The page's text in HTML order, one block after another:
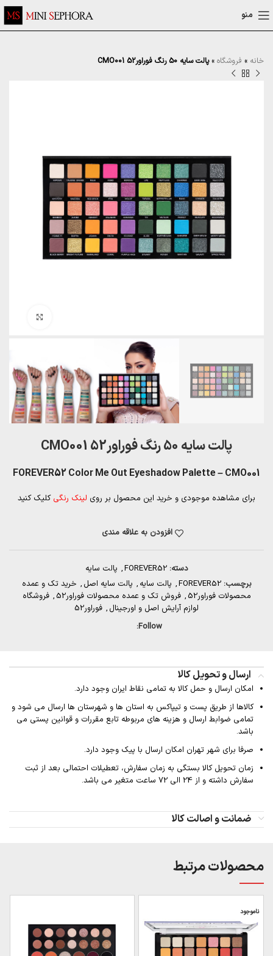
منو
خانه » فروشگاه »پالت سایه 50 رنگ فوراور52 CMO001
پالت سایه 50 رنگ فوراور52 CMO001
FOREVER52 Color Me Out Eyeshadow Palette – CMO001
برای مشاهده موجودی و خرید این محصول بر روی لینک رنگی کلیک کنید
افزودن به علاقه مندی
دسته: FOREVER52
, پالت سایه
برچسب: FOREVER52
, پالت سایه , پالت سایه اصل , خرید تک و عمده
محصولات فوراور52
, فروش تک و عمده محصولات فوراور52 , فروشگاه
لوازم آرایش اصل و اورجینال , فوراور52
Follow:
ارسال و تحویل کالا
امکان ارسال و حمل کالا به تمامی نقاط ایران وجود دارد.
کالاها از طریق پست و تیپاکس به استان ها و شهرستان ها ارسال می شود و
تمامی ضوابط ارسال و هزینه های مربوطه تابع مقررات و قوانین پستی می
باشد.
صرفا برای شهر تهران امکان ارسال با پیک وجود دارد.
زمان تحویل کالا بستگی به زمان سفارش، تعطیلات احتمالی بعد از ثبت
سفارش داشته و از 24 الی 72 ساعت متغیر می باشد.
ضمانت و اصالت کالا
محصولات مرتبط
ناموجود